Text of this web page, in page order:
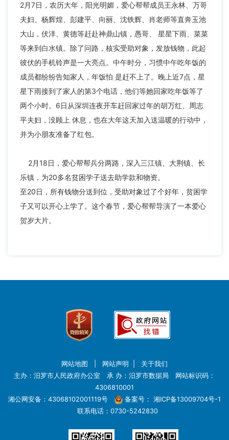
2月7日，农历大年，阳光明媚，爱心帮帮成员王永林、万哥
夫妇、杨辉煌、彭建平、向丽、沈铁辉、肖老师等直奔玉池
大山，伏洋、黄德等赶赴神鼎山镇，愚哥、 星星下雨、菜菜
等来到白水镇。除了问路，核实受助对象，发放钱物，此起
彼伏的手机铃声是一大亮点。中午时分，习惯中午吃年饭的
成员都纷纷告知家人，年饭怕 是赶不上了。晚上近7点，星
星下雨接到了家人的第3个电话，他们等她回家吃年饭等了
两个小时。6日从深圳连夜开车赶回家过年的胡万红、周志
平夫妇，没顾上 休息，也在大年这天加入送温暖的行动中，
并为小朋友准备了红包。
2月18日，爱心帮帮兵分两路，深入三江镇、大荆镇、长
乐镇，为20多名贫困学子送去助学款和物资。
至20日，所有钱物分送到位，受助对象过了个好年，贫困学
子又可以开心上学了。这个春节，爱心帮帮导演了一本爱心
贺岁大片。
网站地图 网站声明
关于我们
主办：汨罗市人民政府办公室 承 办：汨罗市数据局 网站标识码：
4306810001
湘公网安备：43068102001119号
备案号： 湘ICP备13009704号-1
联系电话：0730-5242830